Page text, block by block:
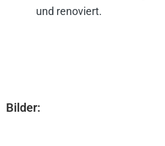
und renoviert.
Bilder: